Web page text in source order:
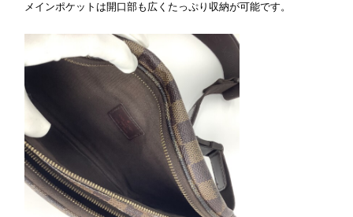
メインポケットは開口部も広くたっぷり収納が可能です。